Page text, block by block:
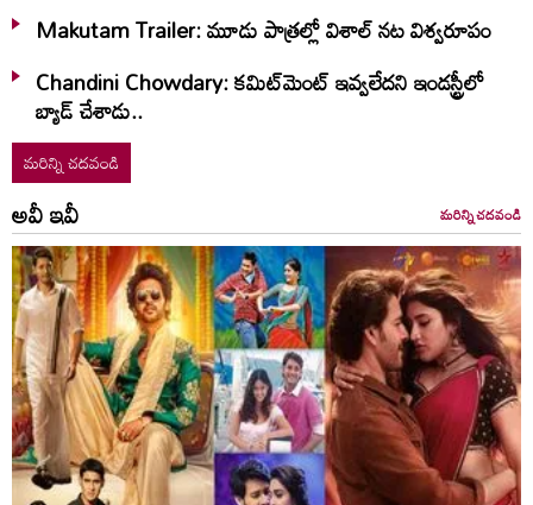
Makutam Trailer: మూడు పాత్రల్లో విశాల్ నట విశ్వరూపం
Chandini Chowdary: కమిట్‌మెంట్ ఇవ్వలేదని ఇండస్ట్రీలో
బ్యాడ్ చేశాడు..
మరిన్ని చదవండి
అవీ ఇవీ మరిన్ని చదవండి